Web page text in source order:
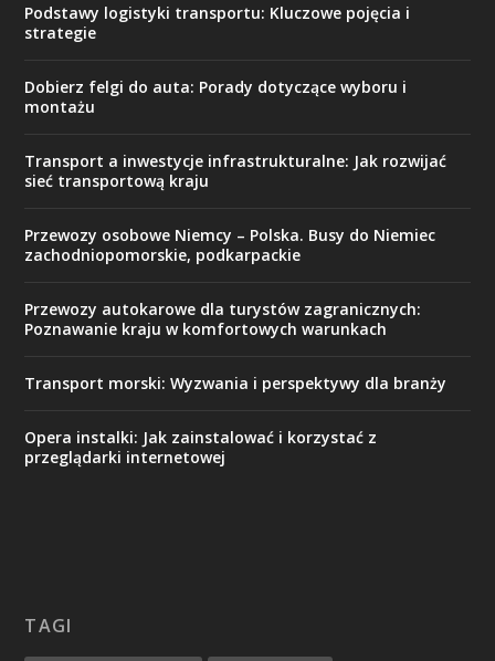
Podstawy logistyki transportu: Kluczowe pojęcia i
strategie
Dobierz felgi do auta: Porady dotyczące wyboru i
montażu
Transport a inwestycje infrastrukturalne: Jak rozwijać
sieć transportową kraju
Przewozy osobowe Niemcy – Polska. Busy do Niemiec
zachodniopomorskie, podkarpackie
Przewozy autokarowe dla turystów zagranicznych:
Poznawanie kraju w komfortowych warunkach
Transport morski: Wyzwania i perspektywy dla branży
Opera instalki: Jak zainstalować i korzystać z
przeglądarki internetowej
TAGI